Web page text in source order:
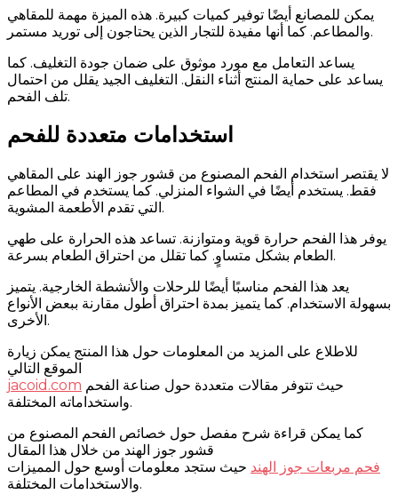
يمكن للمصانع أيضًا توفير كميات كبيرة. هذه الميزة مهمة للمقاهي
والمطاعم. كما أنها مفيدة للتجار الذين يحتاجون إلى توريد مستمر.
يساعد التعامل مع مورد موثوق على ضمان جودة التغليف. كما
يساعد على حماية المنتج أثناء النقل. التغليف الجيد يقلل من احتمال
تلف الفحم.
استخدامات متعددة للفحم
لا يقتصر استخدام الفحم المصنوع من قشور جوز الهند على المقاهي
فقط. يستخدم أيضًا في الشواء المنزلي. كما يستخدم في المطاعم
التي تقدم الأطعمة المشوية.
يوفر هذا الفحم حرارة قوية ومتوازنة. تساعد هذه الحرارة على طهي
الطعام بشكل متساوٍ. كما تقلل من احتراق الطعام بسرعة.
يعد هذا الفحم مناسبًا أيضًا للرحلات والأنشطة الخارجية. يتميز
بسهولة الاستخدام. كما يتميز بمدة احتراق أطول مقارنة ببعض الأنواع
الأخرى.
للاطلاع على المزيد من المعلومات حول هذا المنتج يمكن زيارة
الموقع التالي
jacoid.com
واستخداماته المختلفة.
كما يمكن قراءة شرح مفصل حول خصائص الفحم المصنوع من
قشور جوز الهند من خلال هذا المقال
فحم مربعات جوز الهند حيث ستجد معلومات أوسع حول المميزات
والاستخدامات المختلفة.